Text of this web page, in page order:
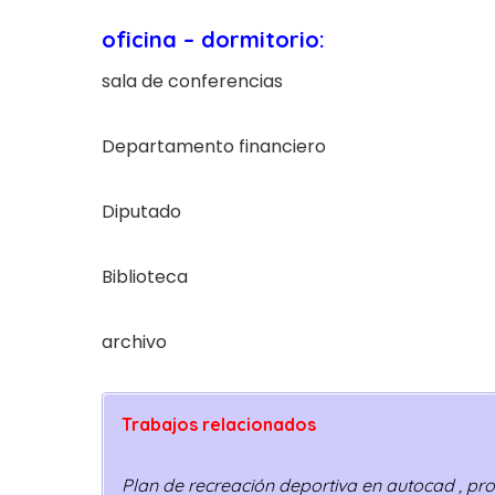
oficina – dormitorio:
sala de conferencias
Departamento financiero
Diputado
Biblioteca
archivo
Trabajos relacionados
Plan de recreación deportiva en autocad ,